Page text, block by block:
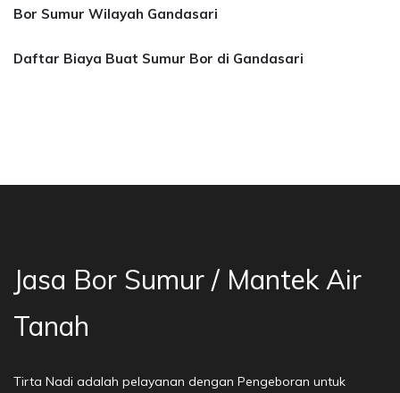
Bor Sumur Wilayah Gandasari
Daftar Biaya Buat Sumur Bor di Gandasari
Jasa Bor Sumur / Mantek Air
Tanah
Tirta Nadi adalah pelayanan dengan Pengeboran untuk